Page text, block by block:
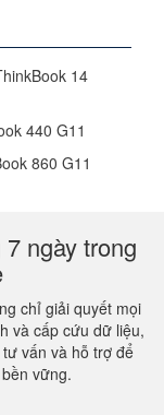
14
440 G11
860 G11
ngày trong
chỉ giải quyết mọi
và cấp cứu dữ liệu,
vấn và hỗ trợ để
vững.